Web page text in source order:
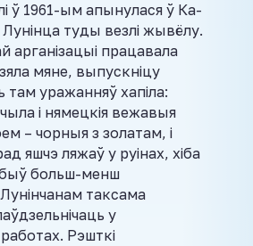
ў 1961-ым апынулася ў Ка-
Лунінца туды везлі жывёлу.
арганізацыі працавала
мяне, выпускніцу
уражанняў хапіла:
і нямецкія вежавыя
– чорныя з золатам, і
яшчэ ляжаў у руінах, хіба
быў больш-менш
таксама
у
Рэшткі